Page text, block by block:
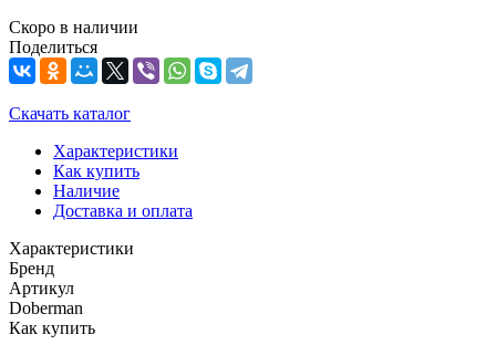
Скоро в наличии
Поделиться
Скачать каталог
Характеристики
Как купить
Наличие
Доставка и оплата
Характеристики
Бренд
Артикул
Doberman
Как купить